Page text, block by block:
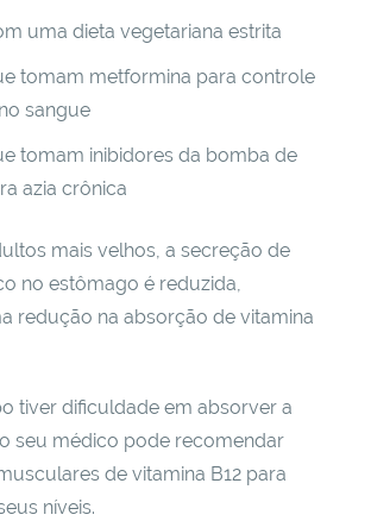
uma dieta vegetariana estrita
tomam metformina para controle
sangue
tomam inibidores da bomba de
azia crônica
mais velhos, a secreção de
no estômago é reduzida,
redução na absorção de vitamina
tiver dificuldade em absorver a
seu médico pode recomendar
de vitamina B12 para
níveis.